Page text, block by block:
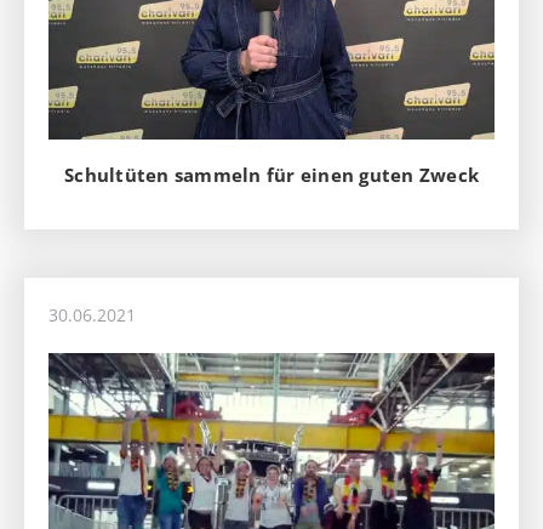
Schultüten sammeln für einen guten Zweck
30.06.2021